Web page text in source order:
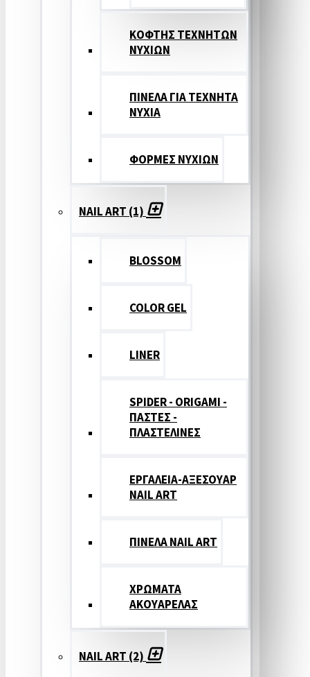
ΚΟΦΤΗΣ ΤΕΧΝΗΤΩΝ
ΝΥΧΙΩΝ
ΠΙΝΕΛΑ ΓΙΑ ΤΕΧΝΗΤΑ
ΝΥΧΙΑ
ΦΟΡΜΕΣ ΝΥΧΙΩΝ
NAIL ART (1)
BLOSSOM
COLOR GEL
LINER
SPIDER - ORIGAMI -
ΠΑΣΤΕΣ -
ΠΛΑΣΤΕΛΙΝΕΣ
ΕΡΓΑΛΕΙΑ-ΑΞΕΣΟΥΑΡ
NAIL ART
ΠΙΝΕΛΑ NAIL ART
ΧΡΩΜΑΤΑ
ΑΚΟΥΑΡΕΛΑΣ
NAIL ART (2)